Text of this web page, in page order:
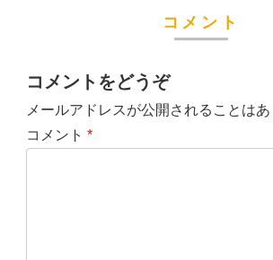
コメント
コメントをどうぞ
メールアドレスが公開されることはあ
コメント *